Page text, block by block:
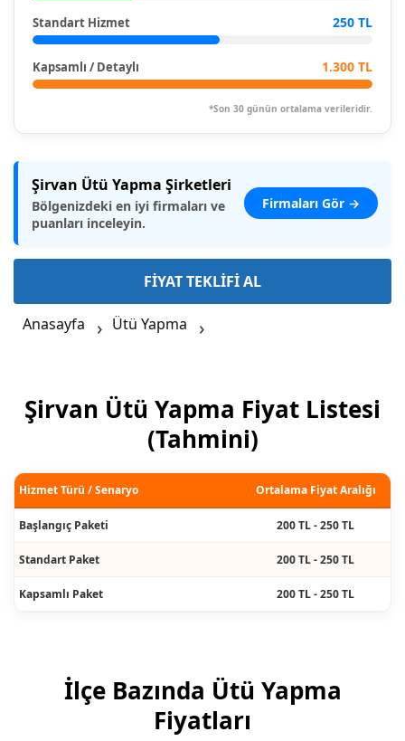
Standart Hizmet 250 TL
Kapsamlı / Detaylı 1.300 TL
*Son 30 günün ortalama verileridir.
Şirvan Ütü Yapma Şirketleri
Bölgenizdeki en iyi firmaları ve
puanları inceleyin.
Firmaları Gör →
FİYAT TEKLİFİ AL
Anasayfa Ütü Yapma
Şirvan Ütü Yapma Fiyat Listesi
(Tahmini)
Hizmet Türü / Senaryo Ortalama Fiyat Aralığı
Başlangıç Paketi 200 TL - 250 TL
Standart Paket 200 TL - 250 TL
Kapsamlı Paket 200 TL - 250 TL
İlçe Bazında Ütü Yapma
Fiyatları